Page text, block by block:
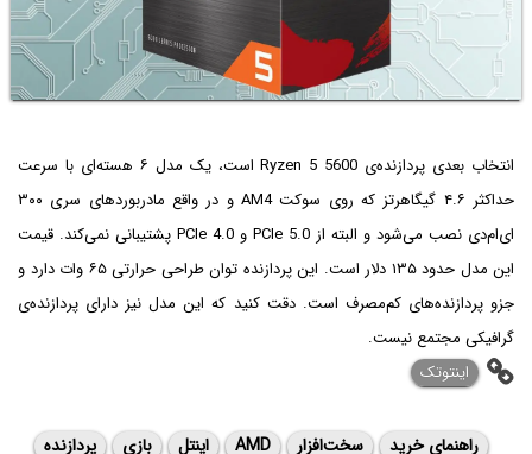
انتخاب بعدی پردازنده‌ی Ryzen 5 5600 است، یک مدل ۶ هسته‌ای با سرعت
حداکثر ۴.۶ گیگاهرتز که روی سوکت AM4 و در واقع مادربوردهای سری ۳۰۰
ای‌ام‌دی نصب می‌شود و البته از PCIe 5.0 و PCIe 4.0 پشتیبانی نمی‌کند. قیمت
این مدل حدود ۱۳۵ دلار است. این پردازنده توان طراحی حرارتی ۶۵ وات دارد و
جزو پردازنده‌های کم‌مصرف است. دقت کنید که این مدل نیز دارای پردازنده‌ی
گرافیکی مجتمع نیست.
اینتوتک
راهنمای خرید سخت‌افزار AMD اینتل بازی پردازنده